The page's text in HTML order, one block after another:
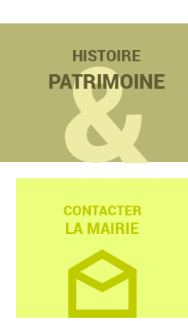
HISTOIRE
PATRIMOINE
CONTACTER
LA MAIRIE